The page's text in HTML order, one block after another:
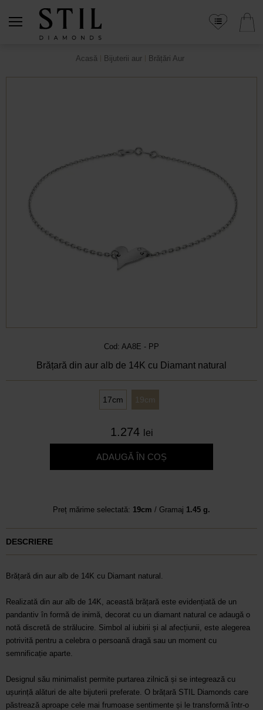
Acasă Bijuterii aur Brățări Aur
Cod: AA8E - PP
Brățară din aur alb de 14K cu Diamant natural
17cm 19cm
1.274 lei
ADAUGĂ ÎN COȘ
Preț mărime selectată: 19cm / Gramaj 1.45 g.
DESCRIERE
Brățară din aur alb de 14K cu Diamant natural.
Realizată din aur alb de 14K, această brățară este evidențiată de un
pandantiv în formă de inimă, decorat cu un diamant natural ce adaugă o
notă discretă de strălucire. Simbol al iubirii și al afecțiunii, este alegerea
potrivită pentru a celebra o persoană dragă sau un moment cu
semnificație aparte.
Designul său minimalist permite purtarea zilnică și se integrează cu
ușurință alături de alte bijuterii preferate. O brățară STIL Diamonds care
păstrează aproape cele mai frumoase sentimente și le transformă într-o